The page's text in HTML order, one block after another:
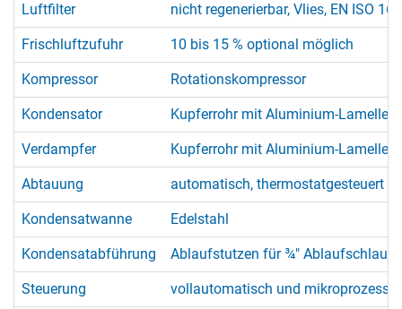
Luftfilter nicht regenerierbar, Vlies, EN ISO
Frischluftzufuhr 10 bis 15 % optional möglich
Kompressor Rotationskompressor
Kondensator Kupferrohr mit Aluminium-
Verdampfer Kupferrohr mit Aluminium-
Abtauung automatisch, thermostatgesteuert
Kondensatwanne Edelstahl
Kondensatabführung Ablaufstutzen für ¾"
Steuerung vollautomatisch und